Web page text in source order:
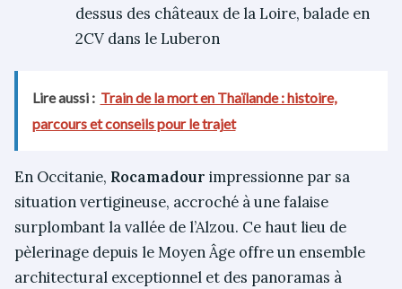
dessus des châteaux de la Loire, balade en
2CV dans le Luberon
Lire aussi : Train de la mort en Thaïlande : histoire,
parcours et conseils pour le trajet
En Occitanie, Rocamadour impressionne par sa
situation vertigineuse, accroché à une falaise
surplombant la vallée de l’Alzou. Ce haut lieu de
pèlerinage depuis le Moyen Âge offre un ensemble
architectural exceptionnel et des panoramas à